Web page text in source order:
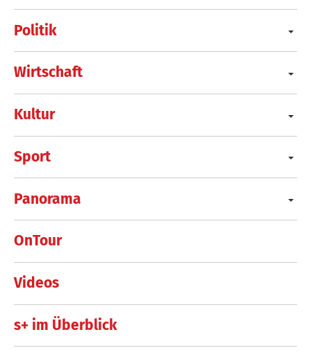
Politik
Wirtschaft
Kultur
Sport
Panorama
OnTour
Videos
s+ im Überblick